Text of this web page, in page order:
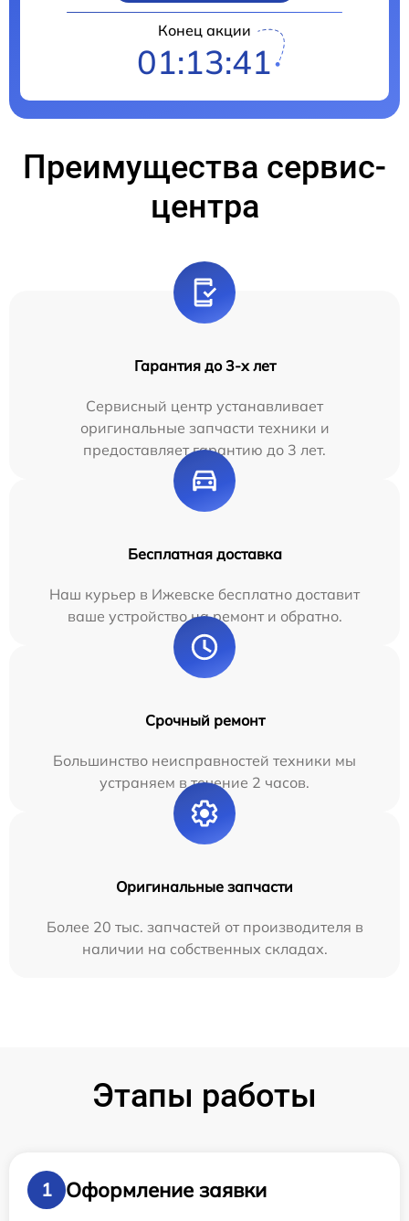
Конец акции
01:13:40
Преимущества сервис-
центра
Гарантия до 3-х лет
Сервисный центр устанавливает
оригинальные запчасти техники и
предоставляет гарантию до 3 лет.
Бесплатная доставка
Наш курьер в Ижевске бесплатно доставит
ваше устройство на ремонт и обратно.
Срочный ремонт
Большинство неисправностей техники мы
устраняем в течение 2 часов.
Оригинальные запчасти
Более 20 тыс. запчастей от производителя в
наличии на собственных складах.
Этапы работы
1
Оформление заявки